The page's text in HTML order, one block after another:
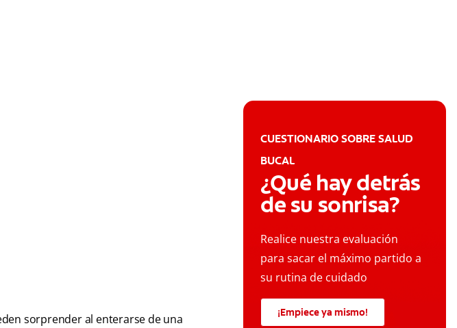
sorprender al enterarse de una
CUESTIONARIO SOBRE SALUD
BUCAL
¿Qué hay detrás
de su sonrisa?
Realice nuestra evaluación
para sacar el máximo partido a
su rutina de cuidado
¡Empiece ya mismo!